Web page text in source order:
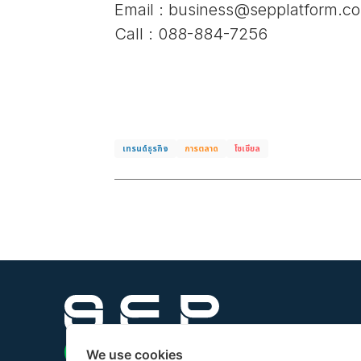
Email :
Call : 088-884-7256
เทรนด์ธุรกิจ การตลาด โซเชียล
We use cookies